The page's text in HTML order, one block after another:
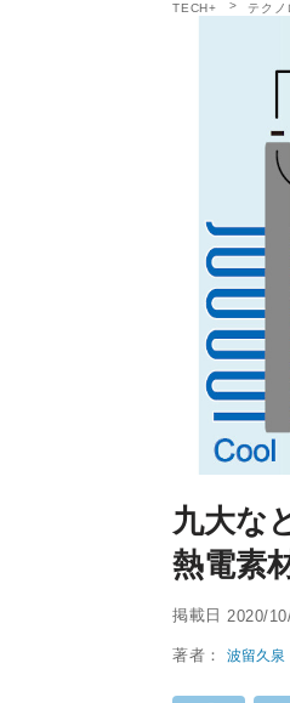
TECH+ テクノ
九大な
熱電素
掲載日 2020/
著者：波留久泉